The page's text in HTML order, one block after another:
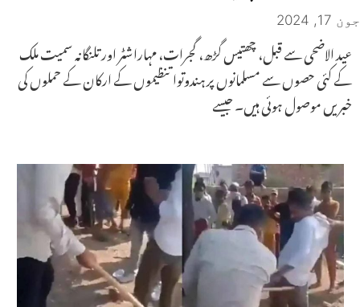
جون 17, 2024
عید الاضحی سے قبل، چھتیس گڑھ، گجرات، مہاراشٹر اور تلنگانہ سمیت ملک
کے کئی حصوں سے مسلمانوں پر ہندوتوا تنظیموں کے ارکان کے حملوں کی
خبریں موصول ہوئی ہیں۔ جیسے